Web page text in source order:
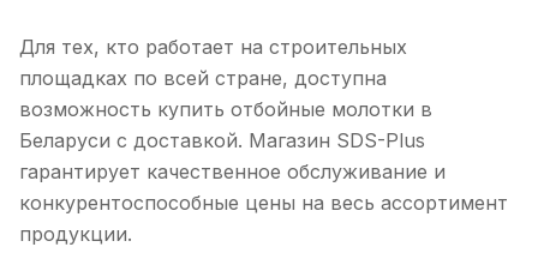
Для тех, кто работает на строительных
площадках по всей стране, доступна
возможность купить отбойные молотки в
Беларуси с доставкой. Магазин SDS-Plus
гарантирует качественное обслуживание и
конкурентоспособные цены на весь ассортимент
продукции.